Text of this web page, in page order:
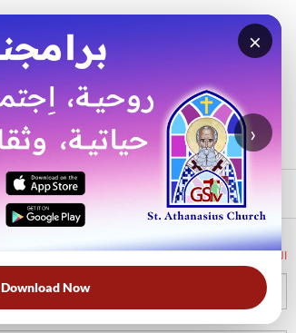
×
›
Download Now
الرئيسية